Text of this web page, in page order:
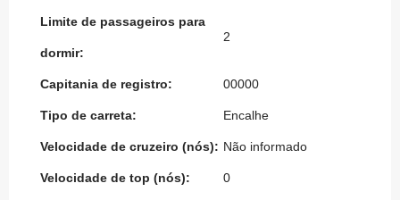
Limite de passageiros para
dormir:
2
Capitania de registro: 00000
Tipo de carreta: Encalhe
Velocidade de cruzeiro (nós): Não informado
Velocidade de top (nós): 0